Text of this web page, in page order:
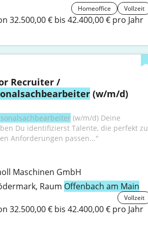
Homeoffice Vollzeit
32.500,00 € bis 42.400,00 € pro Jahr
Junior Recruiter /
(w/m/d)
(w⁠/⁠m⁠/⁠d) Deine
Du identifizierst Talente, die perfekt zu
Anforderungen passen..."
Maschinen GmbH
Raum Offenbach am Main
Vollzeit
32.500,00 € bis 42.400,00 € pro Jahr